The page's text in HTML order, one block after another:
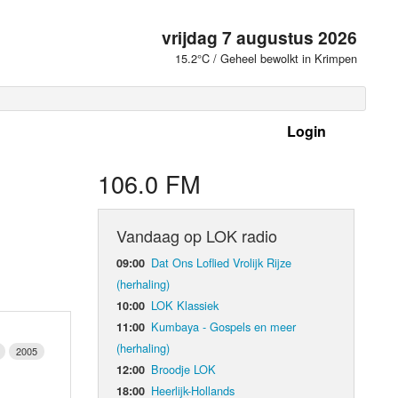
vrijdag 7 augustus 2026
15.2°C / Geheel bewolkt in Krimpen
Login
2005
106.0 FM
Vandaag op LOK radio
09:00 Dat Ons Loflied Vrolijk Rijze
(herhaling)
10:00 LOK Klassiek
11:00 Kumbaya - Gospels en meer
(herhaling)
12:00 Broodje LOK
18:00 Heerlijk-Hollands